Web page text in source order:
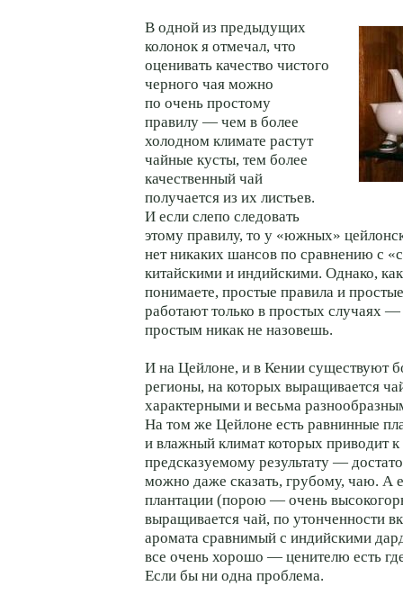
В одной из предыдущих
колонок я отмечал, что
оценивать качество чистого
черного чая можно
по очень простому
правилу — чем в более
холодном климате растут
чайные кусты, тем более
качественный чай
получается из их листьев.
И если слепо следовать
этому правилу, то у «южных»
нет никаких шансов по сравнению с
китайскими и индийскими. Однако,
понимаете, простые правила и
работают только в простых случаях
простым никак не назовешь.
И на Цейлоне, и в Кении существуют
регионы, на которых выращивается
характерными и весьма
На том же Цейлоне есть равнинные
и влажный климат которых приводит
предсказуемому результату —
можно даже сказать, грубому, чаю. А
плантации (порою — очень
выращивается чай, по утонченности
аромата сравнимый с индийскими
все очень хорошо — ценителю есть где
Если бы ни одна проблема.